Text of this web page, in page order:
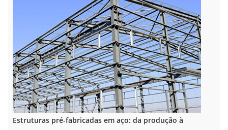
Estruturas pré-fabricadas em aço: da produção à